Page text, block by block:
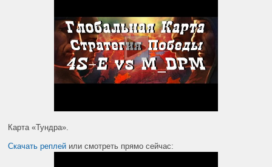
Карта «Тундра».
Скачать реплей или смотреть прямо сейчас: